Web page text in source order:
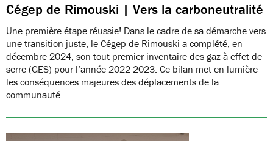
Cégep de Rimouski | Vers la carboneutralité
Une première étape réussie! Dans le cadre de sa démarche vers
une transition juste, le Cégep de Rimouski a complété, en
décembre 2024, son tout premier inventaire des gaz à effet de
serre (GES) pour l’année 2022-2023. Ce bilan met en lumière
les conséquences majeures des déplacements de la
communauté…